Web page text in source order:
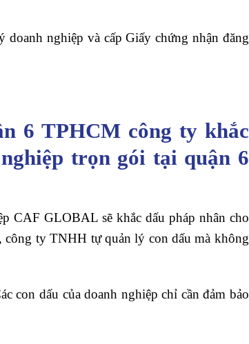
nghiệp và cấp Giấy chứng nhận đăng
6 TPHCM công ty khắc
trọn gói tại quận 6
CAF GLOBAL sẽ khắc dấu pháp nhân cho
công ty TNHH tự quản lý con dấu mà không
con dấu của doanh nghiệp chỉ cần đảm bảo